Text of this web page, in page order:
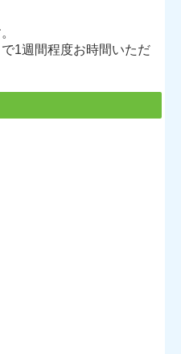
1週間程度お時間いただ